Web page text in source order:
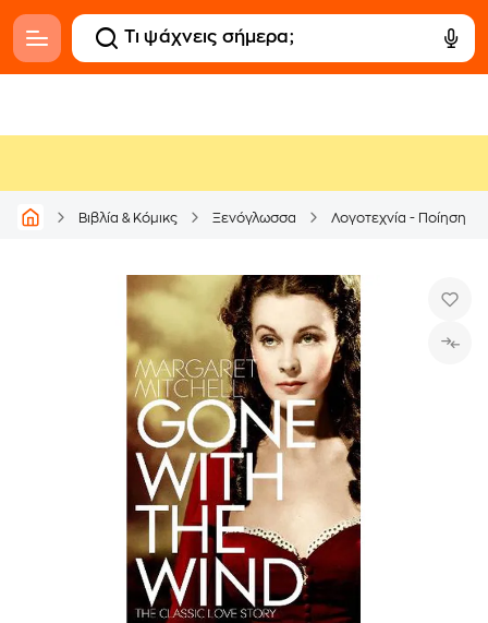
Βιβλία & Κόμικς Ξενόγλωσσα Λογοτεχνία - Ποίηση